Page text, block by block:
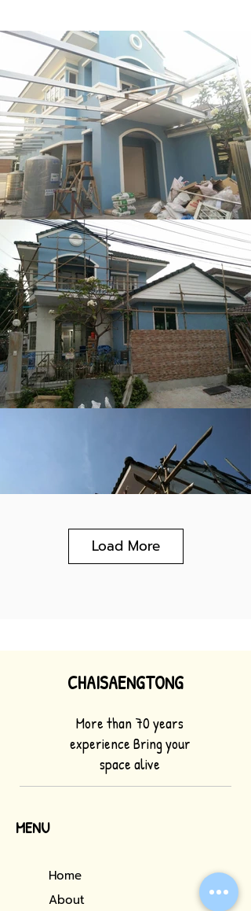
Load More
MENU
CHAISAENGTONG
More than 70 years
experience Bring your
space alive
Home
About